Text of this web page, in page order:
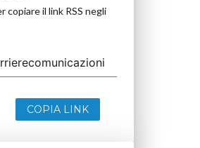
copiare il link RSS negli
COPIA LINK